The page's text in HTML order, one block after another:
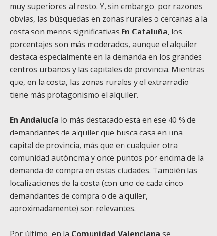
muy superiores al resto. Y, sin embargo, por razones
obvias, las búsquedas en zonas rurales o cercanas a la
costa son menos significativas.En Cataluña, los
porcentajes son más moderados, aunque el alquiler
destaca especialmente en la demanda en los grandes
centros urbanos y las capitales de provincia. Mientras
que, en la costa, las zonas rurales y el extrarradio
tiene más protagonismo el alquiler.
En Andalucía lo más destacado está en ese 40 % de
demandantes de alquiler que busca casa en una
capital de provincia, más que en cualquier otra
comunidad autónoma y once puntos por encima de la
demanda de compra en estas ciudades. También las
localizaciones de la costa (con uno de cada cinco
demandantes de compra o de alquiler,
aproximadamente) son relevantes.
Por último, en la Comunidad Valenciana se